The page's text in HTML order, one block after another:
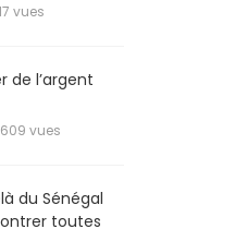
vues
de l’argent
vues
du Sénégal
toutes